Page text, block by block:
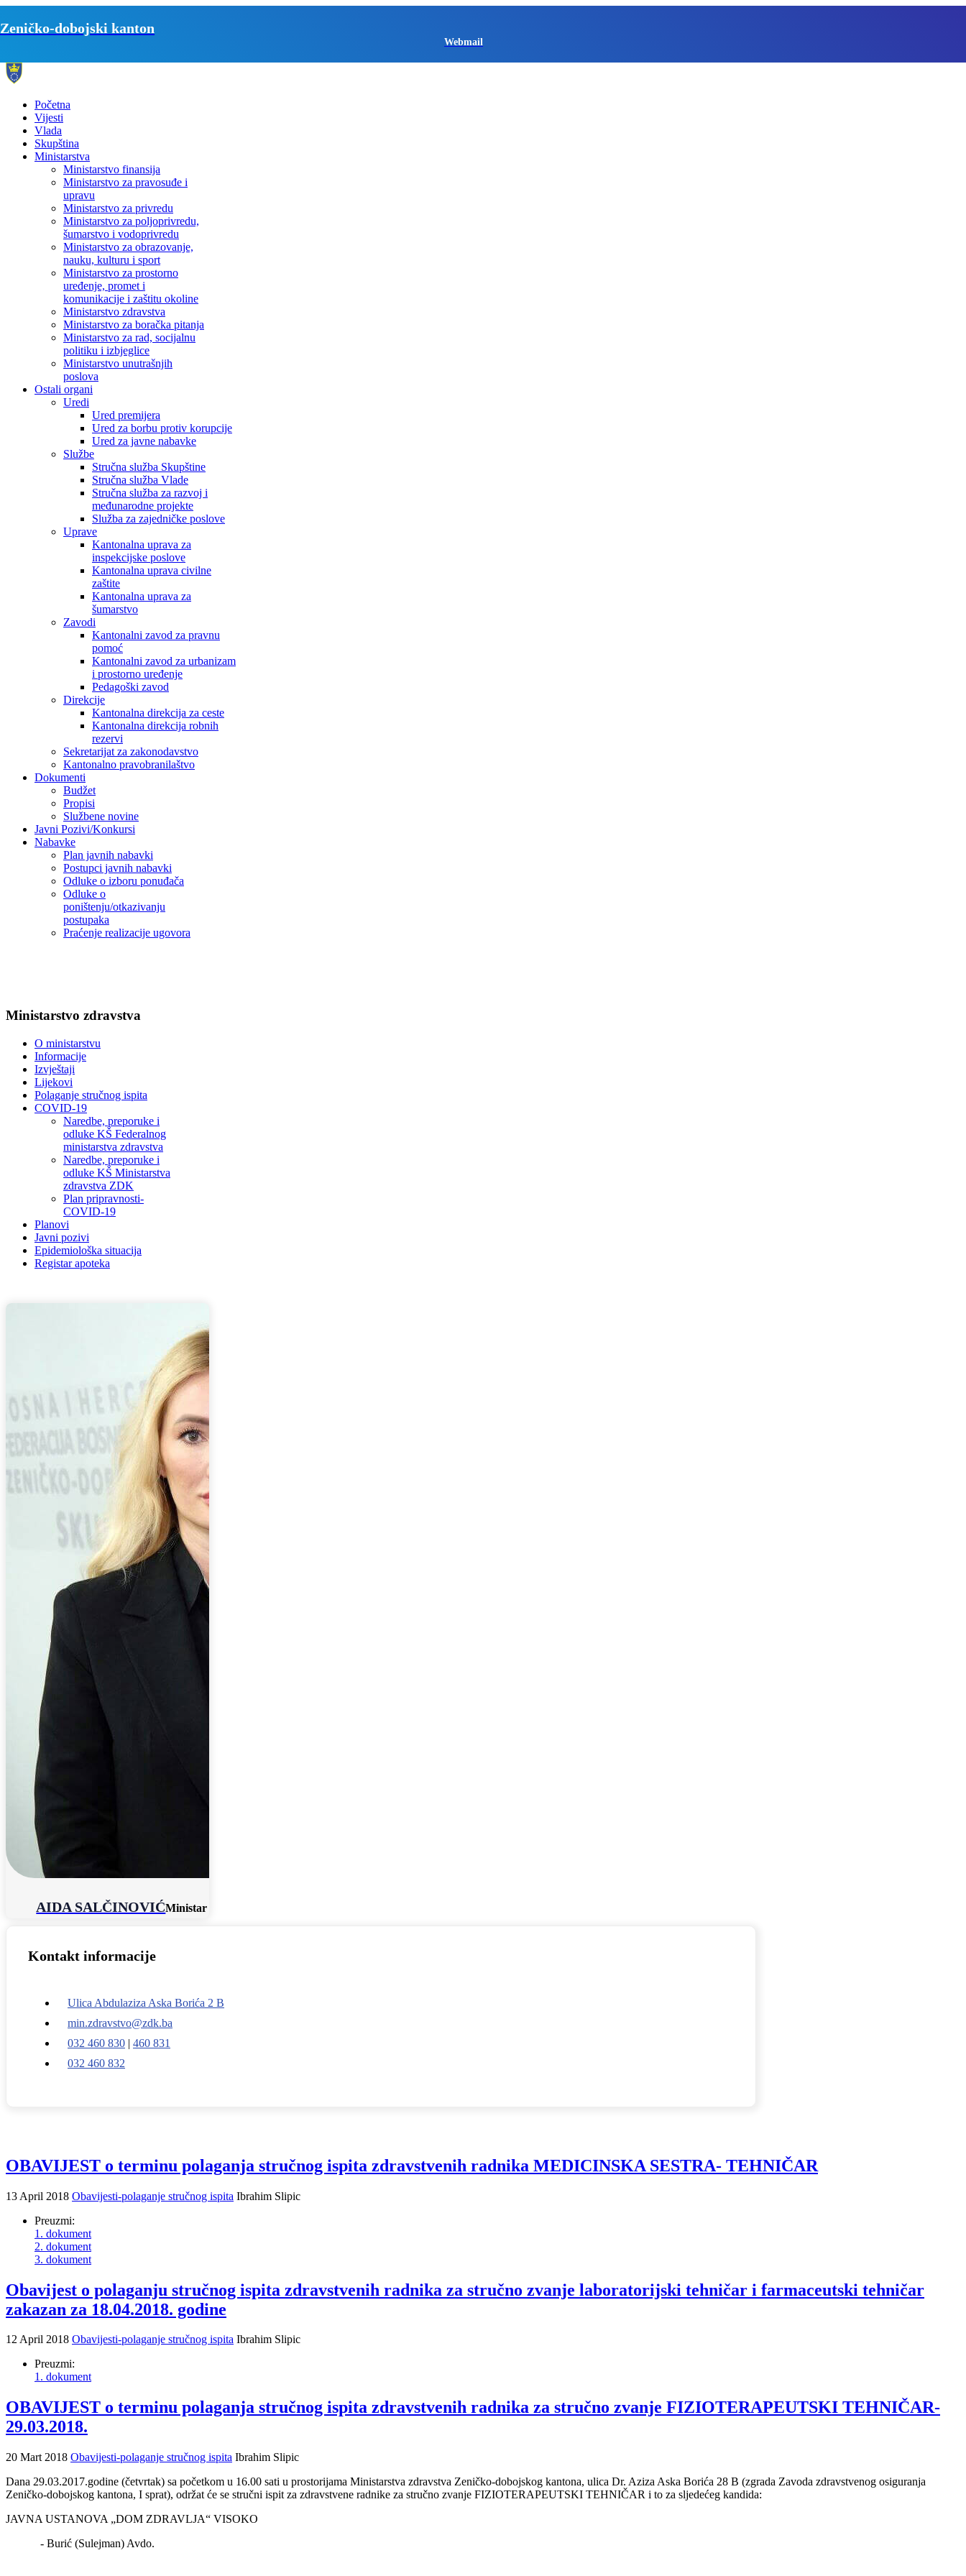
Zeničko-dobojski kanton
Webmail
Početna
Vijesti
Vlada
Skupština
Ministarstva
Ministarstvo finansija
Ministarstvo za pravosuđe i
upravu
Ministarstvo za privredu
Ministarstvo za poljoprivredu,
šumarstvo i vodoprivredu
Ministarstvo za obrazovanje,
nauku, kulturu i sport
Ministarstvo za prostorno
uređenje, promet i
komunikacije i zaštitu okoline
Ministarstvo zdravstva
Ministarstvo za boračka pitanja
Ministarstvo za rad, socijalnu
politiku i izbjeglice
Ministarstvo unutrašnjih
poslova
Ostali organi
Uredi
Ured premijera
Ured za borbu protiv korupcije
Ured za javne nabavke
Službe
Stručna služba Skupštine
Stručna služba Vlade
Stručna služba za razvoj i
međunarodne projekte
Služba za zajedničke poslove
Uprave
Kantonalna uprava za
inspekcijske poslove
Kantonalna uprava civilne
zaštite
Kantonalna uprava za
šumarstvo
Zavodi
Kantonalni zavod za pravnu
pomoć
Kantonalni zavod za urbanizam
i prostorno uređenje
Pedagoški zavod
Direkcije
Kantonalna direkcija za ceste
Kantonalna direkcija robnih
rezervi
Sekretarijat za zakonodavstvo
Kantonalno pravobranilaštvo
Dokumenti
Budžet
Propisi
Službene novine
Javni Pozivi/Konkursi
Nabavke
Plan javnih nabavki
Postupci javnih nabavki
Odluke o izboru ponuđača
Odluke o
poništenju/otkazivanju
postupaka
Praćenje realizacije ugovora
Ministarstvo zdravstva
O ministarstvu
Informacije
Izvještaji
Lijekovi
Polaganje stručnog ispita
COVID-19
Naredbe, preporuke i
odluke KŠ Federalnog
ministarstva zdravstva
Naredbe, preporuke i
odluke KŠ Ministarstva
zdravstva ZDK
Plan pripravnosti-
COVID-19
Planovi
Javni pozivi
Epidemiološka situacija
Registar apoteka
AIDA SALČINOVIĆMinistar
Kontakt informacije
Ulica Abdulaziza Aska Borića 2 B
min.zdravstvo@zdk.ba
032 460 830 | 460 831
032 460 832
OBAVIJEST o terminu polaganja stručnog ispita zdravstvenih radnika MEDICINSKA SESTRA- TEHNIČAR
13 April 2018 Obavijesti-polaganje stručnog ispita Ibrahim Slipic
Preuzmi:
1. dokument
2. dokument
3. dokument
Obavijest o polaganju stručnog ispita zdravstvenih radnika za stručno zvanje laboratorijski tehničar i farmaceutski tehničar
zakazan za 18.04.2018. godine
12 April 2018 Obavijesti-polaganje stručnog ispita Ibrahim Slipic
Preuzmi:
1. dokument
OBAVIJEST o terminu polaganja stručnog ispita zdravstvenih radnika za stručno zvanje FIZIOTERAPEUTSKI TEHNIČAR-
29.03.2018.
20 Mart 2018 Obavijesti-polaganje stručnog ispita Ibrahim Slipic
Dana 29.03.2017.godine (četvrtak) sa početkom u 16.00 sati u prostorijama Ministarstva zdravstva Zeničko-dobojskog kantona, ulica Dr. Aziza Aska Borića 28 B (zgrada Zavoda zdravstvenog osiguranja
Zeničko-dobojskog kantona, I sprat), održat će se stručni ispit za zdravstvene radnike za stručno zvanje FIZIOTERAPEUTSKI TEHNIČAR i to za sljedećeg kandida:
JAVNA USTANOVA „DOM ZDRAVLJA“ VISOKO
- Burić (Sulejman) Avdo.